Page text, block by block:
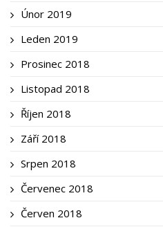
Únor 2019
Leden 2019
Prosinec 2018
Listopad 2018
Říjen 2018
Září 2018
Srpen 2018
Červenec 2018
Červen 2018